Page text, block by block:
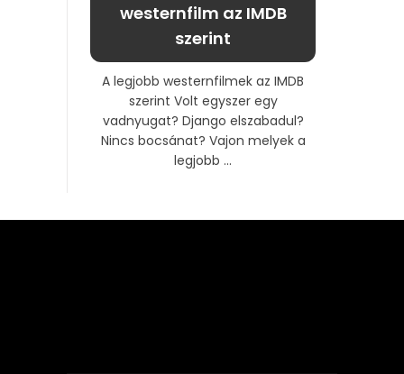
westernfilm az IMDB
szerint
A legjobb westernfilmek az IMDB
szerint Volt egyszer egy
vadnyugat? Django elszabadul?
Nincs bocsánat? Vajon melyek a
legjobb ...